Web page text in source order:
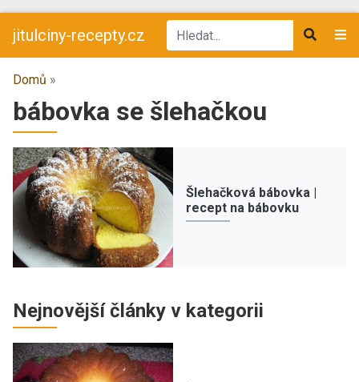
jitulciny-recepty.cz
Domů »
bábovka se šlehačkou
Šlehačková bábovka |
recept na bábovku
Nejnovější články v kategorii